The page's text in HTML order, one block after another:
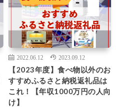
2022.06.12 2023.09.12
【2023年度】食べ物以外のお
すすめふるさと納税返礼品は
これ！【年収1000万円の人向
け】